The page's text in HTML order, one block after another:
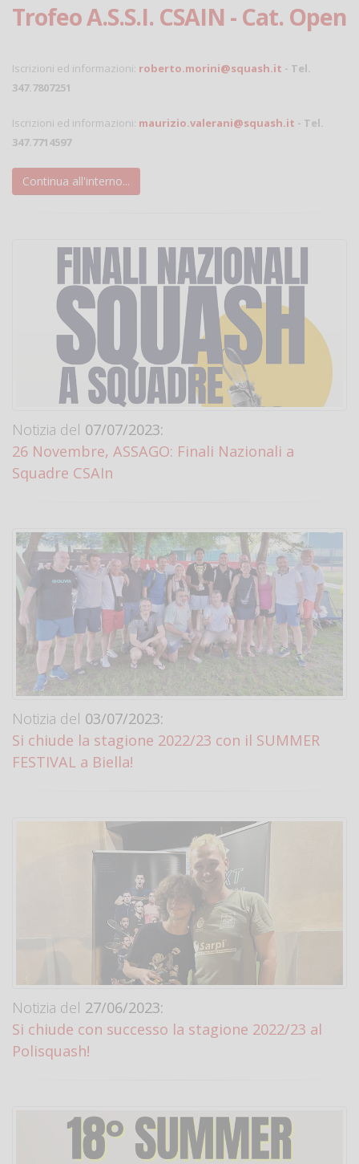
Trofeo A.S.S.I. CSAIN - Cat. Open
Iscrizioni ed informazioni: roberto.morini@squash.it - Tel.
347.7807251
Iscrizioni ed informazioni: maurizio.valerani@squash.it - Tel.
347.7714597
Continua all'interno...
Notizia del 07/07/2023:
26 Novembre, ASSAGO: Finali Nazionali a
Squadre CSAIn
Notizia del 03/07/2023:
Si chiude la stagione 2022/23 con il SUMMER
FESTIVAL a Biella!
Notizia del 27/06/2023:
Si chiude con successo la stagione 2022/23 al
Polisquash!